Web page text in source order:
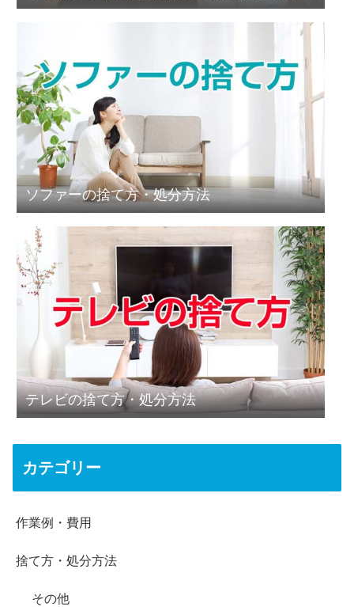
ソファーの捨て方・処分方法
テレビの捨て方・処分方法
カテゴリー
作業例・費用
捨て方・処分方法
その他